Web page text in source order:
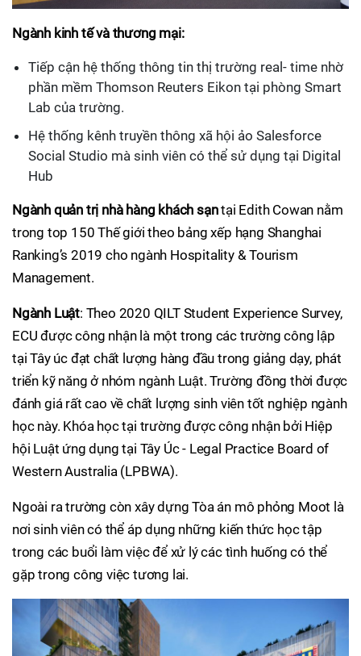
Ngành kinh tế và thương mại:
Tiếp cận hệ thống thông tin thị trường real- time nhờ
phần mềm Thomson Reuters Eikon tại phòng Smart
Lab của trường.
Hệ thống kênh truyền thông xã hội ảo Salesforce
Social Studio mà sinh viên có thể sử dụng tại Digital
Hub
Ngành quản trị nhà hàng khách sạntại Edith Cowan nằm
trong top 150 Thế giới theo bảng xếp hạng Shanghai
Ranking’s 2019 cho ngành Hospitality & Tourism
Management.
Ngành Luật: Theo 2020 QILT Student Experience Survey,
ECU được công nhận là một trong các trường công lập
tại Tây úc đạt chất lượng hàng đầu trong giảng dạy, phát
triển kỹ năng ở nhóm ngành Luật. Trường đồng thời được
đánh giá rất cao về chất lượng sinh viên tốt nghiệp ngành
học này. Khóa học tại trường được công nhận bởi Hiệp
hội Luật ứng dụng tại Tây Úc - Legal Practice Board of
Western Australia (LPBWA).
Ngoài ra trường còn xây dựng Tòa án mô phỏng Moot là
nơi sinh viên có thể áp dụng những kiến thức học tập
trong các buổi làm việc để xử lý các tình huống có thể
gặp trong công việc tương lai.